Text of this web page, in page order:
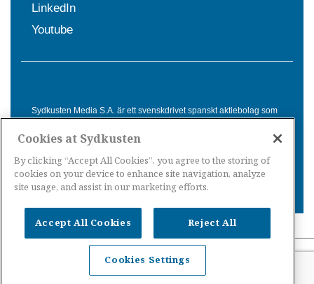
LinkedIn
Youtube
Sydkusten Media S.A. är ett svenskdrivet spanskt aktiebolag som
Spanien. Genom nyhetsbevakning av hela Spanien, med bas på
informationsförmedling för svenskar i Spanien.
Nyheter Spanien· Nyheter Costa del Sol
Costa Tropical
Nyheter Costa Blanca
Cookies at Sydkusten
By clicking “Accept All Cookies”, you agree to the storing of
cookies on your device to enhance site navigation, analyze
site usage, and assist in our marketing efforts.
Accept All Cookies Reject All
Cookies Settings